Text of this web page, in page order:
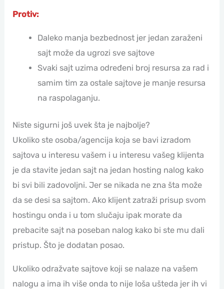
Protiv:
Daleko manja bezbednost jer jedan zaraženi
sajt može da ugrozi sve sajtove
Svaki sajt uzima određeni broj resursa za rad i
samim tim za ostale sajtove je manje resursa
na raspolaganju.
Niste sigurni još uvek šta je najbolje?
Ukoliko ste osoba/agencija koja se bavi izradom
sajtova u interesu vašem i u interesu vašeg klijenta
je da stavite jedan sajt na jedan hosting nalog kako
bi svi bili zadovoljni. Jer se nikada ne zna šta može
da se desi sa sajtom. Ako klijent zatraži prisup svom
hostingu onda i u tom slučaju ipak morate da
prebacite sajt na poseban nalog kako bi ste mu dali
pristup. Što je dodatan posao.
Ukoliko odražvate sajtove koji se nalaze na vašem
nalogu a ima ih više onda to nije loša ušteda jer ih vi